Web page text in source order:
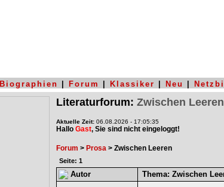
Biographien Forum Klassiker Neu
Literaturforum: Zwischen Leeren
Aktuelle Zeit: 06.08.2026 - 17:05:35
Hallo Gast, Sie sind nicht eingeloggt!
Forum > Prosa > Zwischen Leeren
Seite: 1
Autor
Thema: Zwischen